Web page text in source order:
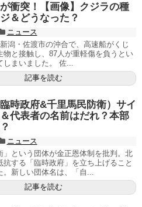
衝突！【画像】クジラの種
＆どうなった？
ニュース
潟・佐渡市の沖合で、高速船がくじ
物と接触し、87人が重軽傷を負うとい
しまいました。 佐...
記事を読む
時政府&千里馬民防衛）サイ
＆代表者の名前はだれ？本部
ニュース
」という団体が金正恩体制を批判。北
抗する「臨時政府」を立ち上げること
。新しい団体名は、「自...
記事を読む